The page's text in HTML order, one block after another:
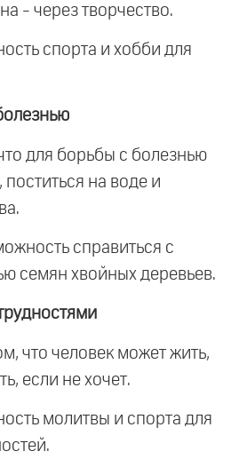
- через творчество.
спорта и хобби для
для борьбы с болезнью
на воде и
справиться с
семян хвойных деревьев.
что человек может жить,
если не хочет.
молитвы и спорта для